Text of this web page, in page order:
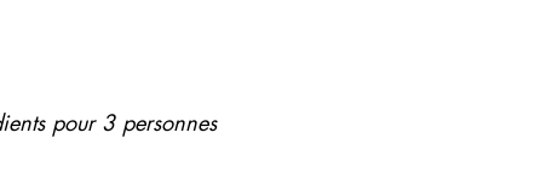
pour 3 personnes